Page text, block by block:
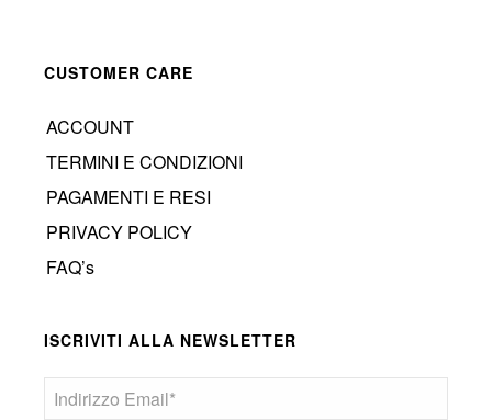
CUSTOMER CARE
ACCOUNT
TERMINI E CONDIZIONI
PAGAMENTI E RESI
PRIVACY POLICY
FAQ’s
ISCRIVITI ALLA NEWSLETTER